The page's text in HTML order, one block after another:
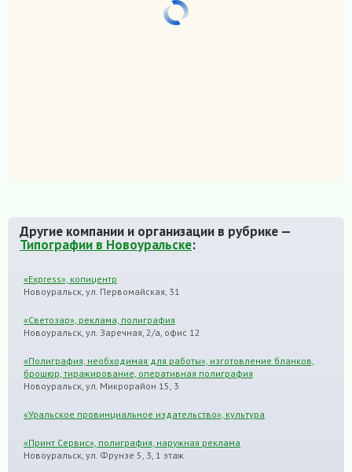
Другие компании и организации в рубрике —
Типографии в Новоуральске:
«Express», копицентр
Новоуральск, ул. Первомайская, 31
«Светозар», реклама, полиграфия
Новоуральск, ул. Заречная, 2/а, офис 12
«Полиграфия, необходимая для работы», изготовление бланков,
брошюр, тиражирование, оперативная полиграфия
Новоуральск, ул. Микрорайон 15, 3
«Уральское провинциальное издательство», культура
«Принт Сервис», полиграфия, наружная реклама
Новоуральск, ул. Фрунзе 5, 3, 1 этаж